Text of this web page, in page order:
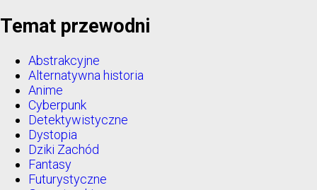
Temat przewodni
Abstrakcyjne
Alternatywna historia
Anime
Cyberpunk
Detektywistyczne
Dystopia
Dziki Zachód
Fantasy
Futurystyczne